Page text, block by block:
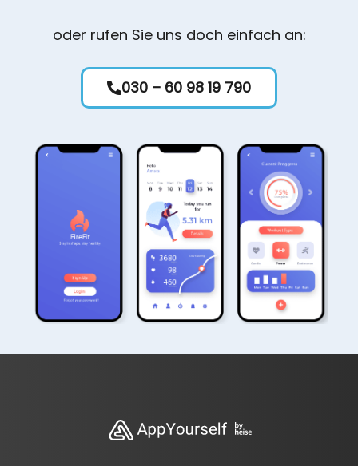
oder rufen Sie uns doch einfach an:
030 – 60 98 19 790